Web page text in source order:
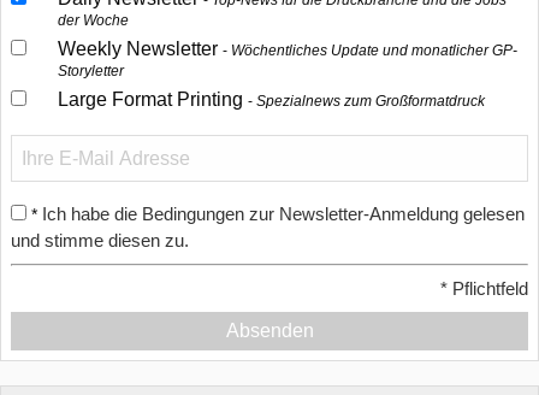
der Woche
Weekly Newsletter
Wöchentliches Update und monatlicher GP-
Storyletter
Large Format Printing Spezialnews zum Großformatdruck
* Ich habe die Bedingungen zur Newsletter-Anmeldung gelesen
und stimme diesen zu.
* Pflichtfeld
Absenden